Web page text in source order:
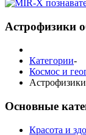
Астрофизики
Категории-
Космос и
Основные
Красота и